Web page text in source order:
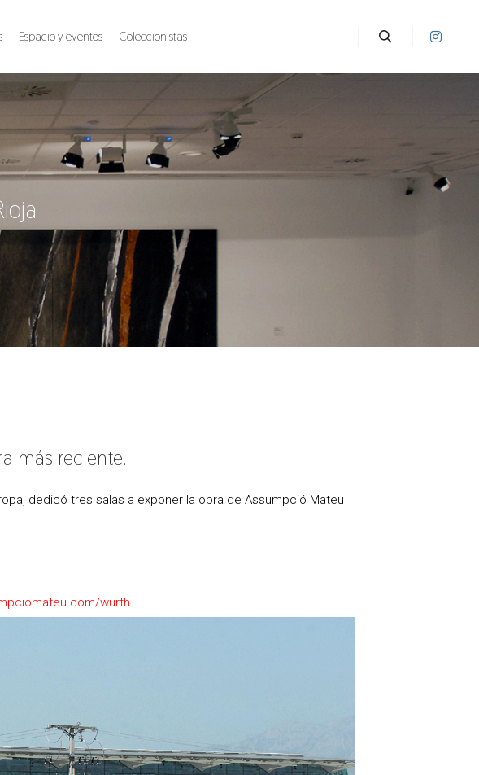
Espacio y eventos Coleccionistas
más reciente.
dedicó tres salas a exponer la obra de Assumpció Mateu
wurth